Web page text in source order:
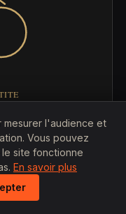
d'une
le budget d'une
mesurer l'audience et
Vous pouvez
site fonctionne
En savoir plus